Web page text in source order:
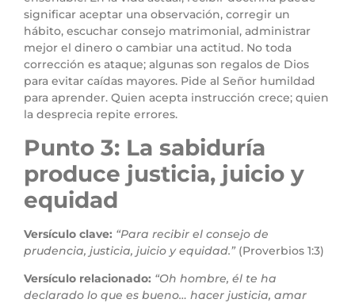
significar aceptar una observación, corregir un
hábito, escuchar consejo matrimonial, administrar
mejor el dinero o cambiar una actitud. No toda
corrección es ataque; algunas son regalos de Dios
para evitar caídas mayores. Pide al Señor humildad
para aprender. Quien acepta instrucción crece; quien
la desprecia repite errores.
Punto 3: La sabiduría
produce justicia, juicio y
equidad
Versículo clave: “Para recibir el consejo de
prudencia, justicia, juicio y equidad.” (Proverbios 1:3)
Versículo relacionado: “Oh hombre, él te ha
declarado lo que es bueno… hacer justicia, amar